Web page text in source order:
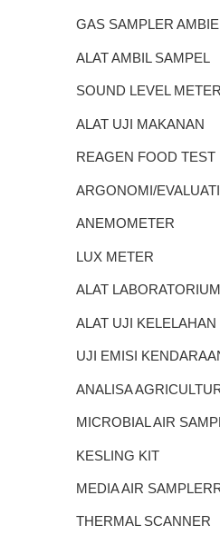
GAS SAMPLER
ALAT AMBIL SAMPEL
SOUND LEVEL METER
ALAT UJI MAKANAN
REAGEN FOOD TEST
ARGONOMI/
ANEMOMETER
LUX METER
ALAT LABORATORIUM
ALAT UJI KELELAHAN
UJI EMISI
ANALISA
MICROBIAL AIR
KESLING KIT
MEDIA AIR
THERMAL SCANNER